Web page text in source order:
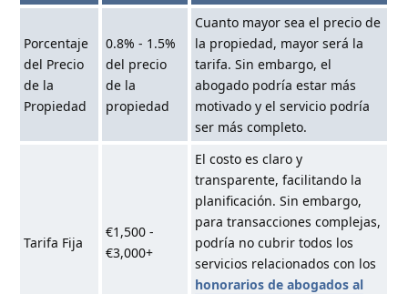
Porcentaje
del Precio
de la
Propiedad
0.8% - 1.5%
del precio
de la
propiedad
Cuanto mayor sea el precio de
la propiedad, mayor será la
tarifa. Sin embargo, el
abogado podría estar más
motivado y el servicio podría
ser más completo.
Tarifa Fija
€1,500 -
€3,000+
El costo es claro y
transparente, facilitando la
planificación. Sin embargo,
para transacciones complejas,
podría no cubrir todos los
servicios relacionados con los
honorarios de abogados al